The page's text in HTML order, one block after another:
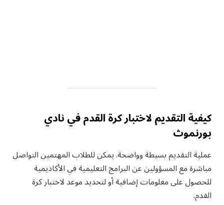
كيفية التقديم لاختبار كرة القدم في نادي
بورنموث
عملية التقديم بسيطة وواضحة. يمكن للطلاب المهتمين التواصل
مباشرة مع المسؤولين عن البرامج التعليمية في الأكاديمية
للحصول على معلومات إضافية أو لتحديد موعد لاختبار كرة
القدم.